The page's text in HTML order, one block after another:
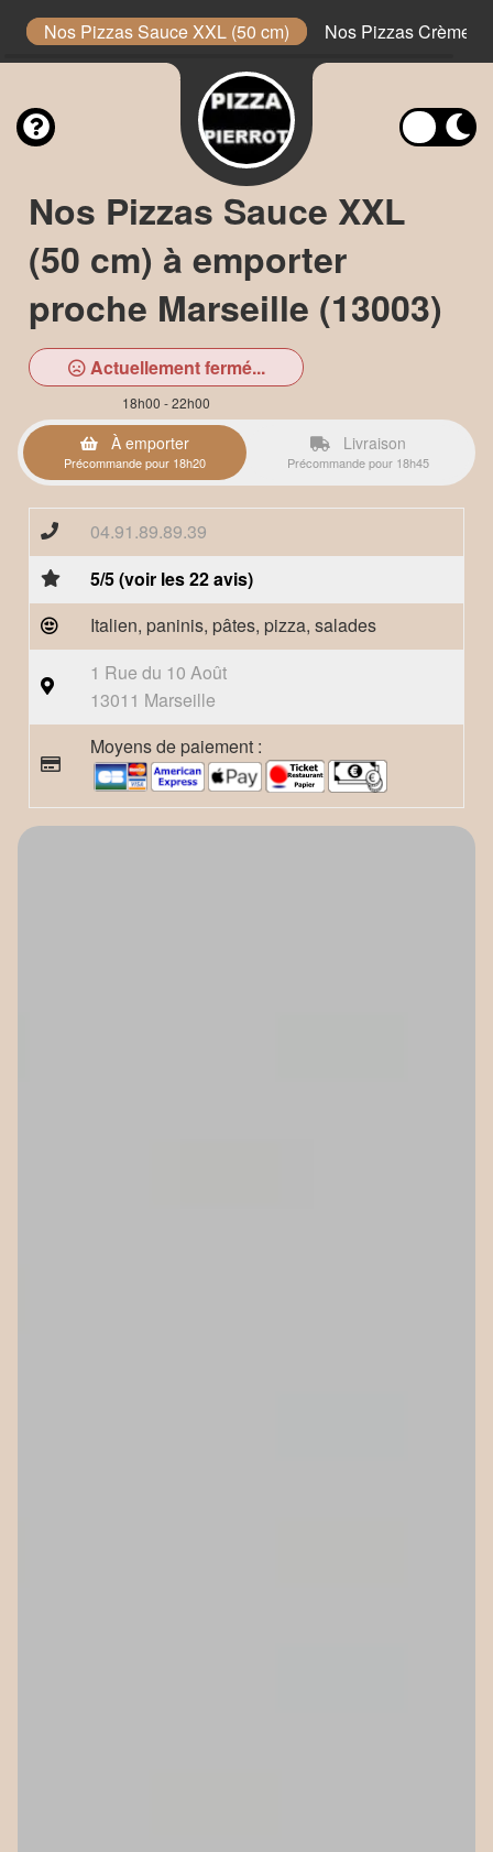
Nos Pizzas Sauce XXL (50 cm) Nos Pizzas Crème
Nos Pizzas Sauce XXL
(50 cm) à emporter
proche Marseille (13003)
Actuellement fermé...
18h00 - 22h00
À emporter
Précommande pour 18h20
Livraison
Précommande pour 18h45
04.91.89.89.39
5/5 (voir les 22 avis)
Italien, paninis, pâtes, pizza, salades
1 Rue du 10 Août
13011 Marseille
Moyens de paiement :